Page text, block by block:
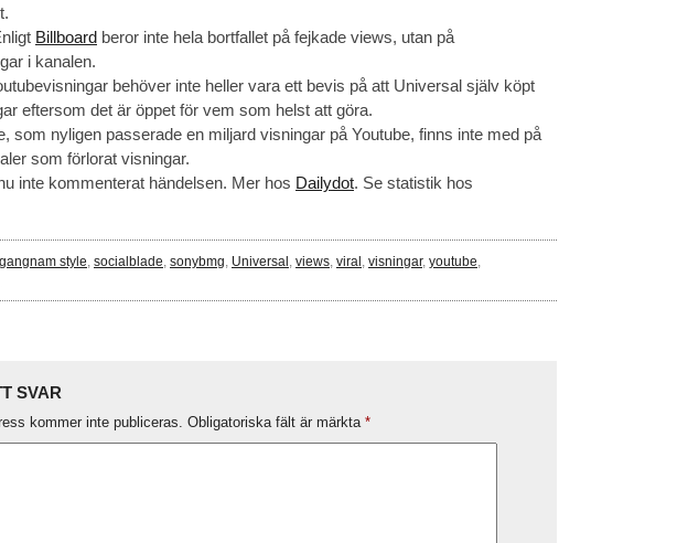
Billboard beror inte hela bortfallet på fejkade views, utan på
i kanalen.
behöver inte heller vara ett bevis på att Universal själv köpt
eftersom det är öppet för vem som helst att göra.
som nyligen passerade en miljard visningar på Youtube, finns inte med på
som förlorat visningar.
inte kommenterat händelsen. Mer hos Dailydot. Se statistik hos
gangnam style socialblade sonybmg Universal views viral visningar, youtube
SVAR
kommer inte publiceras. Obligatoriska fält är märkta *